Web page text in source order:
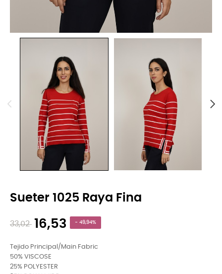
Sueter 1025 Raya Fina
33,02 16,53 - 49,94%
Tejido Principal/Main Fabric
50% VISCOSE
25% POLYESTER